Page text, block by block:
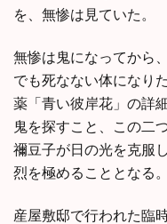
を、無惨は見ていた。
無惨は鬼になってから
でも死なない体になり
薬「青い彼岸花」の詳
鬼を探すこと、この二
禰豆子が日の光を克服
烈を極めることとなる。
産屋敷邸で行われた臨